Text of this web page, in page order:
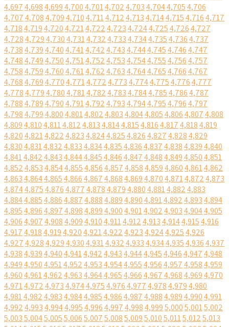
4,6974,6984,6994,7004,7014,7024,7034,7044,7054,706
4,7074,7084,7094,7104,7114,7124,7134,7144,7154,7164,717
4,7184,7194,7204,7214,7224,7234,7244,7254,7264,727
4,7284,7294,7304,7314,7324,7334,7344,7354,7364,737
4,7384,7394,7404,7414,7424,7434,7444,7454,7464,747
4,7484,7494,7504,7514,7524,7534,7544,7554,7564,757
4,7584,7594,7604,7614,7624,7634,7644,7654,7664,767
4,7684,7694,7704,7714,7724,7734,7744,7754,7764,777
4,7784,7794,7804,7814,7824,7834,7844,7854,7864,787
4,7884,7894,7904,7914,7924,7934,7944,7954,7964,797
4,7984,7994,8004,8014,8024,8034,8044,8054,8064,8074,808
4,8094,8104,8114,8124,8134,8144,8154,8164,8174,8184,819
4,8204,8214,8224,8234,8244,8254,8264,8274,8284,829
4,8304,8314,8324,8334,8344,8354,8364,8374,8384,8394,840
4,8414,8424,8434,8444,8454,8464,8474,8484,8494,8504,851
4,8524,8534,8544,8554,8564,8574,8584,8594,8604,8614,862
4,8634,8644,8654,8664,8674,8684,8694,8704,8714,8724,873
4,8744,8754,8764,8774,8784,8794,8804,8814,8824,883
4,8844,8854,8864,8874,8884,8894,8904,8914,8924,8934,894
4,8954,8964,8974,8984,8994,9004,9014,9024,9034,9044,905
4,9064,9074,9084,9094,9104,9114,9124,9134,9144,9154,916
4,9174,9184,9194,9204,9214,9224,9234,9244,9254,926
4,9274,9284,9294,9304,9314,9324,9334,9344,9354,9364,937
4,9384,9394,9404,9414,9424,9434,9444,9454,9464,9474,948
4,9494,9504,9514,9524,9534,9544,9554,9564,9574,9584,959
4,9604,9614,9624,9634,9644,9654,9664,9674,9684,9694,970
4,9714,9724,9734,9744,9754,9764,9774,9784,9794,980
4,9814,9824,9834,9844,9854,9864,9874,9884,9894,9904,991
4,9924,9934,9944,9954,9964,9974,9984,9995,0005,0015,002
5,0035,0045,0055,0065,0075,0085,0095,0105,0115,0125,013